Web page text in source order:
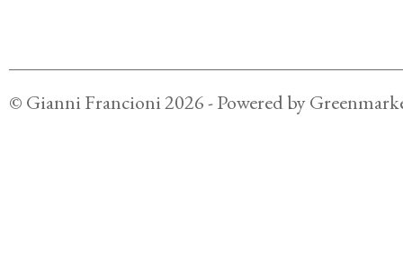
© Gianni Francioni2026- Powered by